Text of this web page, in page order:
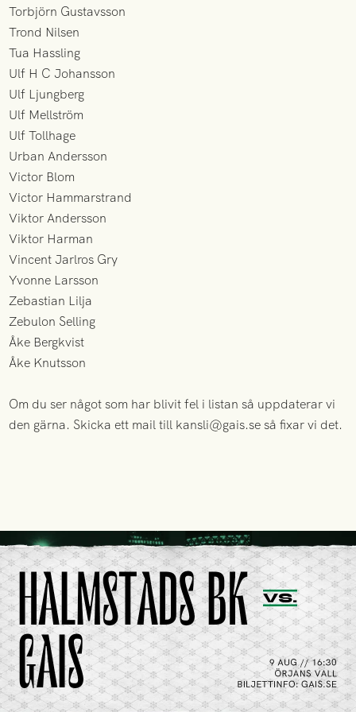
Torbjörn Gustavsson
Trond Nilsen
Tua Hassling
Ulf H C Johansson
Ulf Ljungberg
Ulf Mellström
Ulf Tollhage
Urban Andersson
Victor Blom
Victor Hammarstrand
Viktor Andersson
Viktor Harman
Vincent Jarlros Gry
Yvonne Larsson
Zebastian Lilja
Zebulon Selling
Åke Bergkvist
Åke Knutsson
Om du ser något som har blivit fel i listan så uppdaterar vi
den gärna. Skicka ett mail till kansli@gais.se så fixar vi det.